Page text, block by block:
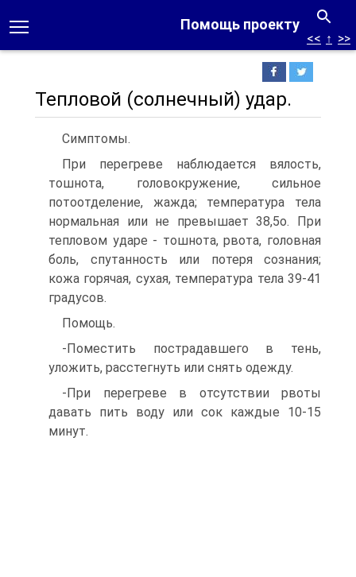
Помощь проекту
<< ↑ >>
Тепловой (солнечный) удар.
Симптомы.
При перегреве наблюдается вялость,
тошнота, головокружение, сильное
потоотделение, жажда; температура тела
нормальная или не превышает 38,5o. При
тепловом ударе - тошнота, рвота, головная
боль, спутанность или потеря сознания;
кожа горячая, сухая, температура тела 39-41
градусов.
Помощь.
-Поместить пострадавшего в тень,
уложить, расстегнуть или снять одежду.
-При перегреве в отсутствии рвоты
давать пить воду или сок каждые 10-15
минут.